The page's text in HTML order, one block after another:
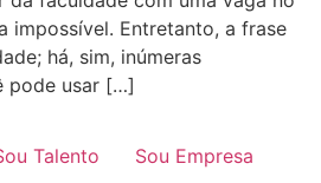
impossível. Entretanto, a frase
há, sim, inúmeras
pode usar […]
Talento Sou Empresa